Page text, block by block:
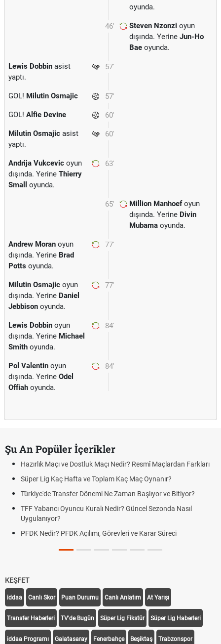
oyunda.
46' Steven Nzonzi oyun
dışında. Yerine Jun-Ho
Bae oyunda.
57'
Lewis Dobbin asist
yaptı.
57'
GOL! Milutin Osmajic
60'
GOL! Alfie Devine
60'
Milutin Osmajic asist
yaptı.
63'
Andrija Vukcevic oyun
dışında. Yerine Thierry
Small
oyunda.
65' Million Manhoefoyun
dışında. Yerine Divin
Mubama oyunda.
77'
Andrew Moran oyun
dışında. Yerine Brad
Potts oyunda.
77'
Milutin Osmajic oyun
dışında. Yerine Daniel
Jebbison oyunda.
84'
Lewis Dobbin oyun
dışında. Yerine Michael
Smith oyunda.
84'
Pol Valentin oyun
dışında. Yerine Odel
Offiah oyunda.
Şu An Popüler İçerikler
Hazırlık Maçı ve Dostluk Maçı Nedir? Resmî Maçlardan Farkları
Süper Lig Kaç Hafta ve Toplam Kaç Maç Oynanır?
Türkiye'de Transfer Dönemi Ne Zaman Başlıyor ve Bitiyor?
TFF Yabancı Oyuncu Kuralı Nedir? Güncel Sezonda Nasıl
Uygulanıyor?
PFDK Nedir? PFDK Açılımı, Görevleri ve Karar Süreci
KEŞFET
iddaa Canlı Skor Puan Durumu Canlı Anlatım At Yarışı
Transfer Haberleri TV'de Bugün Süper Lig Fikstür Süper Lig Haberleri
iddaa Programı Galatasaray Fenerbahçe Beşiktaş Trabzonspor